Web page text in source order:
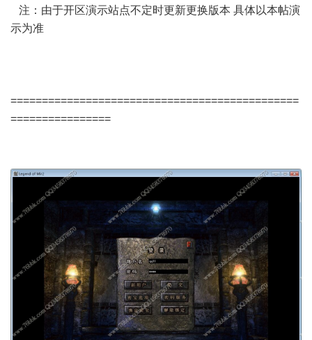
注：由于开区演示站点不定时更新更换版本 具体以本帖演
示为准
==============================================
================